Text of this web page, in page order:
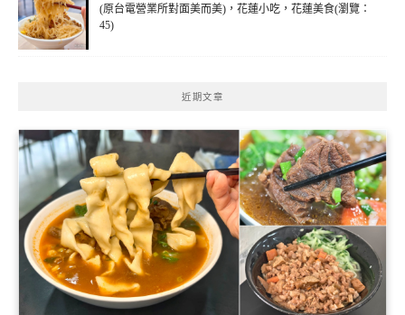
(原台電營業所對面美而美)，花蓮小吃，花蓮美食(瀏覽：
45)
近期文章